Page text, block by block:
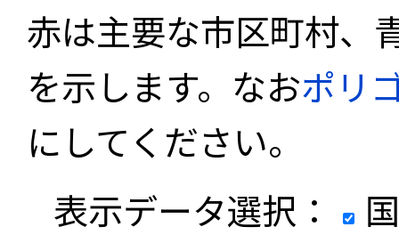
赤は主要な市区町村、
を示します。なおポリ
にしてください。
表示データ選択：